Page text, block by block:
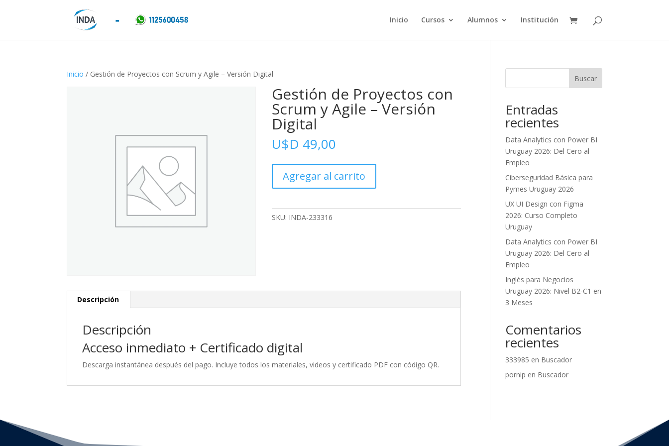
Inicio Cursos Alumnos Institución
Inicio / Gestión de Proyectos con Scrum y Agile – Versión Digital
Gestión de Proyectos con
Scrum y Agile – Versión
Digital
U$D 49,00
Proyectos
Scrum
Agregar al carrito
SKU: INDA-233316
Descripción
Descripción
Acceso inmediato + Certificado digital
Descarga instantánea después del pago. Incluye todos los materiales, videos y certificado PDF con código QR.
Buscar
Entradas
recientes
Data Analytics con Power BI
Uruguay 2026: Del Cero al
Empleo
Ciberseguridad Básica para
Pymes Uruguay 2026
UX UI Design con Figma
2026: Curso Completo
Uruguay
Data Analytics con Power BI
Uruguay 2026: Del Cero al
Empleo
Inglés para Negocios
Uruguay 2026: Nivel B2-C1 en
3 Meses
Comentarios
recientes
333985 en Buscador
pornip en Buscador